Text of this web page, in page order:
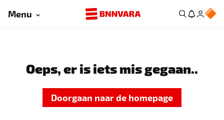
Menu
Oeps, er is iets mis gegaan..
Doorgaan naar de homepage